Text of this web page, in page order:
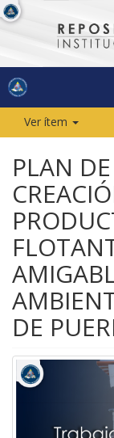
Ver ítem
PLAN
DE